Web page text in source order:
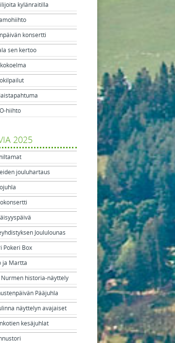
kylänraitilla
konsertti
sen kertoo
hiihto
2025
jouluhartaus
Joululounas
Pokeri Box
ja Martta
Nurmen historia-näyttely
Pääjuhla
näyttelyn avajaiset
kesäjuhlat